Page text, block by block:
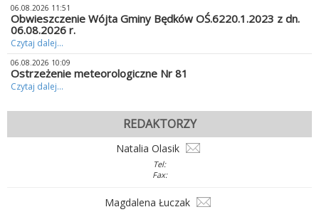
06.08.2026 11:51
Obwieszczenie Wójta Gminy Będków OŚ.6220.1.2023 z dn.
06.08.2026 r.
Czytaj dalej...
06.08.2026 10:09
Ostrzeżenie meteorologiczne Nr 81
Czytaj dalej...
REDAKTORZY
Natalia Olasik
Tel:
Fax:
Magdalena Łuczak